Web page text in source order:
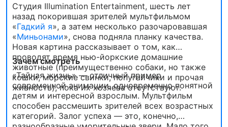
Студия Illumination Entertainment, шесть лет
назад покорившая зрителей мультфильмом
«Гадкий я», а затем несколько разочаровавшая
«Миньонами», снова подняла планку качества.
Новая картина рассказывает о том, как
проводят время нью-йоркские домашние
животные (преимущественно собаки, но также
кошки, морские свинки, попугайчики и прочая
живность), пока их хозяева отсутствуют.
Зачем смотреть
«Тайная жизнь» — отличный пример
современной анимации, одновременно понятной
детям и интересной взрослым. Мультфильм
способен рассмешить зрителей всех возрастных
категорий. Залог успеха — это, конечно,